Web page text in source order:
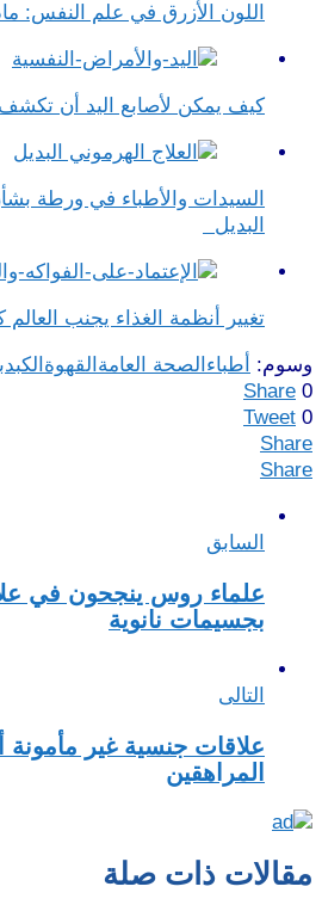
اللون الأزرق في علم النفس​:
كيف يمكن لأصابع اليد أن
السيدات والأطباء في ورطة
البديل
تغيير أنظمة الغذاء يجنب العالم
وسوم: أطباء الصحة العامة القهوة الكبد
Share 0
Tweet 0
Share
Share
السابق
علماء روس ينجحون في
بجسيمات نانوية
التالى
علاقات جنسية غير
المراهقين
مقالات ذات صلة